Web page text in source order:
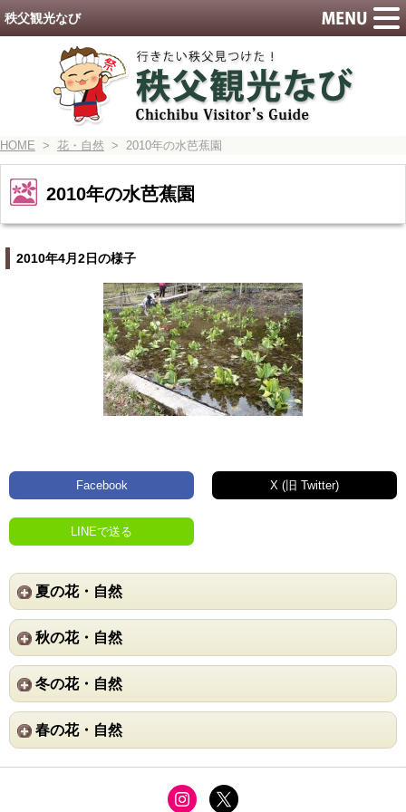
HOME > 花・自然 > 2010年の水芭蕉園
2010年の水芭蕉園
2010年4月2日の様子
Facebook X (旧 Twitter)
LINEで送る
夏の花・自然
秋の花・自然
冬の花・自然
春の花・自然
秩父観光なび